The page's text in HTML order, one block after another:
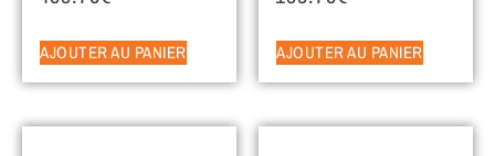
AJOUTER AU PANIER AJOUTER AU PANIER